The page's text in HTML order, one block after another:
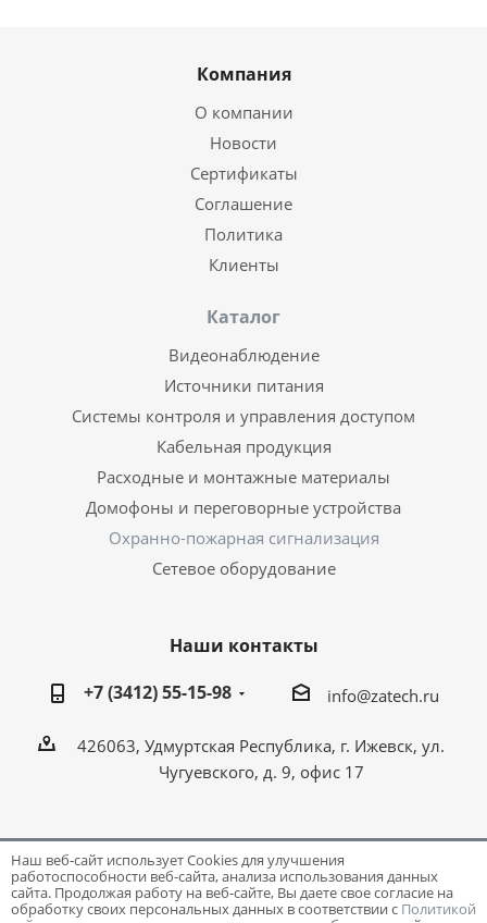
Компания
О компании
Новости
Сертификаты
Соглашение
Политика
Клиенты
Каталог
Видеонаблюдение
Источники питания
Системы контроля и управления доступом
Кабельная продукция
Расходные и монтажные материалы
Домофоны и переговорные устройства
Охранно-пожарная сигнализация
Сетевое оборудование
Наши контакты
+7 (3412) 55-15-98
info@zatech.ru
426063, Удмуртская Республика, г. Ижевск, ул.
Чугуевского, д. 9, офис 17
Разработка и поддержка сайта -Victory
Наш веб-сайт использует Cookies для улучшения
работоспособности веб-сайта, анализа использования данных
сайта. Продолжая работу на веб-сайте, Вы даете свое согласие на
обработку своих персональных данных в соответствии с Политикой